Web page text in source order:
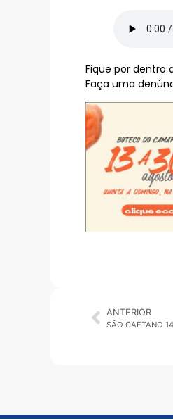
Fique por dentro
Faça uma
ANTERIOR